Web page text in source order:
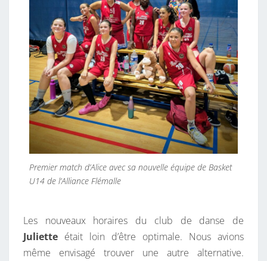
Premier match d’Alice avec sa nouvelle équipe de Basket
U14 de l’Alliance Flémalle
Les nouveaux horaires du club de danse de
Juliette était loin d’être optimale. Nous avions
même envisagé trouver une autre alternative.